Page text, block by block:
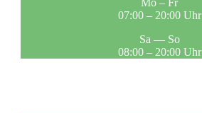
Mo – Fr
07:00 – 20:00 Uhr
Sa — So
08:00 – 20:00 Uhr